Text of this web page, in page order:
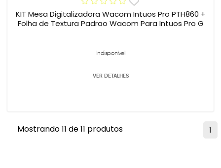
KIT Mesa Digitalizadora Wacom Intuos Pro PTH860 +
Folha de Textura Padrao Wacom Para Intuos Pro G
Indisponível
VER DETALHES
1
Mostrando 11 de 11 produtos